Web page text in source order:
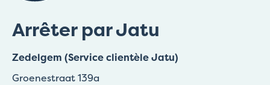
Arrêter par Jatu
Zedelgem (Service clientèle Jatu)
Groenestraat 139a